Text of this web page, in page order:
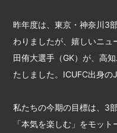
昨年度は、東京・神奈川3
わりましたが、嬉しいニ
田侑大選手（GK）が、高
たしました。ICUFC出身の
私たちの今期の目標は、3
「本気を楽しむ」をモット